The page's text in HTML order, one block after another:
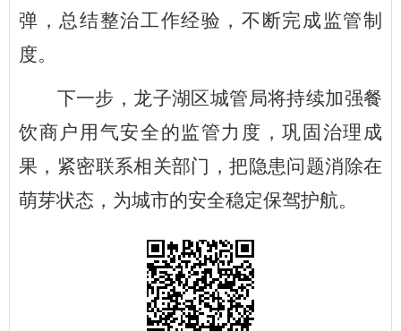
弹，总结整治工作经验，不断完成监管制
度。
下一步，龙子湖区城管局将持续加强餐
饮商户用气安全的监管力度，巩固治理成
果，紧密联系相关部门，把隐患问题消除在
萌芽状态，为城市的安全稳定保驾护航。